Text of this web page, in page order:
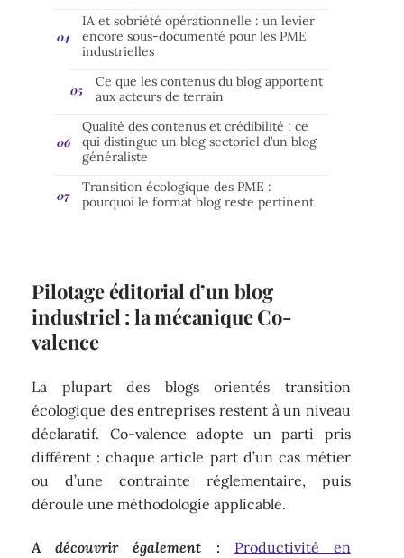
IA et sobriété opérationnelle : un levier
encore sous-documenté pour les PME
industrielles
Ce que les contenus du blog apportent
aux acteurs de terrain
Qualité des contenus et crédibilité : ce
qui distingue un blog sectoriel d’un blog
généraliste
Transition écologique des PME :
pourquoi le format blog reste pertinent
Pilotage éditorial d’un blog
industriel : la mécanique Co-
valence
La plupart des blogs orientés transition
écologique des entreprises restent à un niveau
déclaratif. Co-valence adopte un parti pris
différent : chaque article part d’un cas métier
ou d’une contrainte réglementaire, puis
déroule une méthodologie applicable.
A découvrir également :
Productivité en